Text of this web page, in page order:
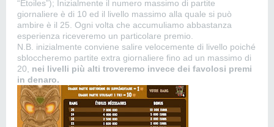
“Etoiles”); Inizialmente il numero massimo di partite
giornaliere è di 10 ed il livello massimo alla quale si può
ambire è il 25. Ogni volta che accumuliamo abbastanza
esperienza riceveremo un particolare premio.
N.B. inizialmente conviene salire velocemente di livello poiché
sbloccheremo partite extra giornaliere fino ad un massimo di
20, nei livelli più alti troveremo invece dei favolosi premi
in denaro.